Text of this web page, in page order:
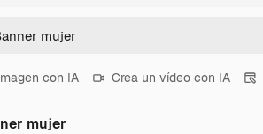
con IA Crea un vídeo con IA
mujer